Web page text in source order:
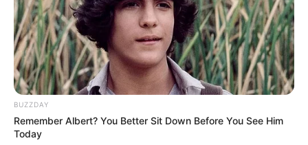
10 Pose Manekin Anti
Mainstream yang Konyol
Banget
BUZZDAY
Remember Albert? You Better Sit Down Before You See Him
Today